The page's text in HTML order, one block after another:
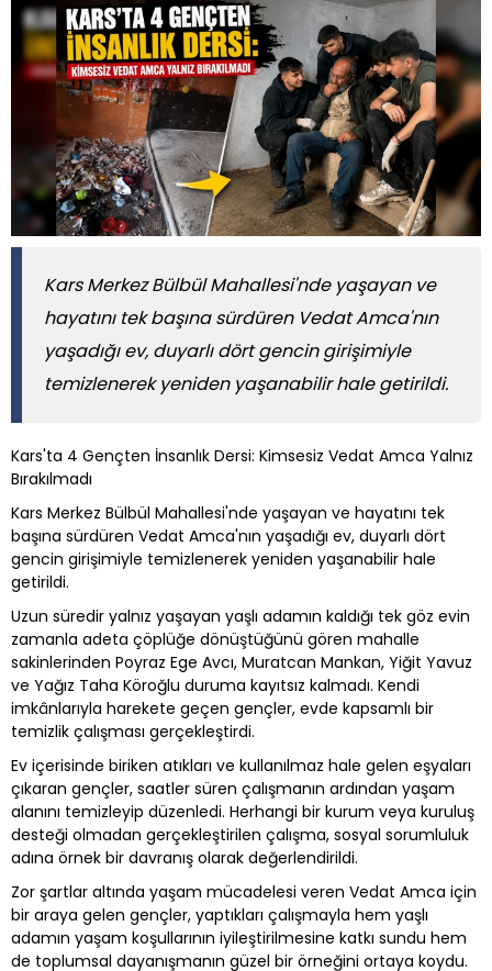
Kars Merkez Bülbül Mahallesi'nde yaşayan ve
hayatını tek başına sürdüren Vedat Amca'nın
yaşadığı ev, duyarlı dört gencin girişimiyle
temizlenerek yeniden yaşanabilir hale getirildi.
Kars'ta 4 Gençten İnsanlık Dersi: Kimsesiz Vedat Amca Yalnız
Bırakılmadı
Kars Merkez Bülbül Mahallesi'nde yaşayan ve hayatını tek
başına sürdüren Vedat Amca'nın yaşadığı ev, duyarlı dört
gencin girişimiyle temizlenerek yeniden yaşanabilir hale
getirildi.
Uzun süredir yalnız yaşayan yaşlı adamın kaldığı tek göz evin
zamanla adeta çöplüğe dönüştüğünü gören mahalle
sakinlerinden Poyraz Ege Avcı, Muratcan Mankan, Yiğit Yavuz
ve Yağız Taha Köroğlu duruma kayıtsız kalmadı. Kendi
imkânlarıyla harekete geçen gençler, evde kapsamlı bir
temizlik çalışması gerçekleştirdi.
Ev içerisinde biriken atıkları ve kullanılmaz hale gelen eşyaları
çıkaran gençler, saatler süren çalışmanın ardından yaşam
alanını temizleyip düzenledi. Herhangi bir kurum veya kuruluş
desteği olmadan gerçekleştirilen çalışma, sosyal sorumluluk
adına örnek bir davranış olarak değerlendirildi.
Zor şartlar altında yaşam mücadelesi veren Vedat Amca için
bir araya gelen gençler, yaptıkları çalışmayla hem yaşlı
adamın yaşam koşullarının iyileştirilmesine katkı sundu hem
de toplumsal dayanışmanın güzel bir örneğini ortaya koydu.